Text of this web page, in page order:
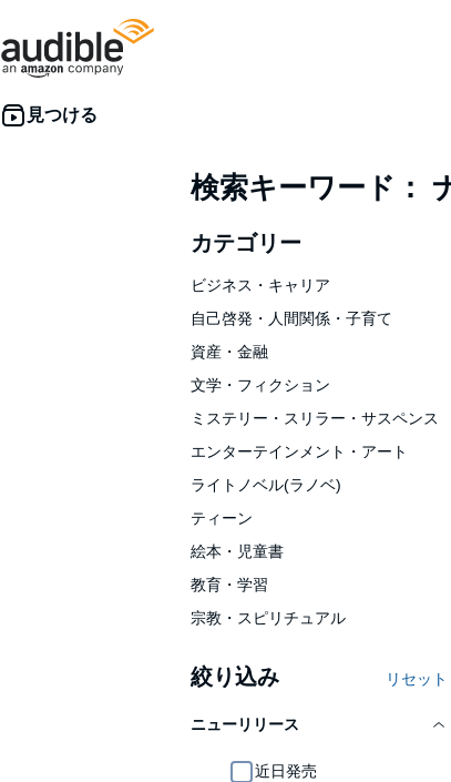
検索キーワード：
カテゴリー
ビジネス・キャリア
自己啓発・人間関係・子育て
資産・金融
文学・フィクション
ミステリー・スリラー・サスペンス
エンターテインメント・アート
ライトノベル(ラノベ)
ティーン
絵本・児童書
教育・学習
宗教・スピリチュアル
絞り込み リセット
ニューリリース
近日発売